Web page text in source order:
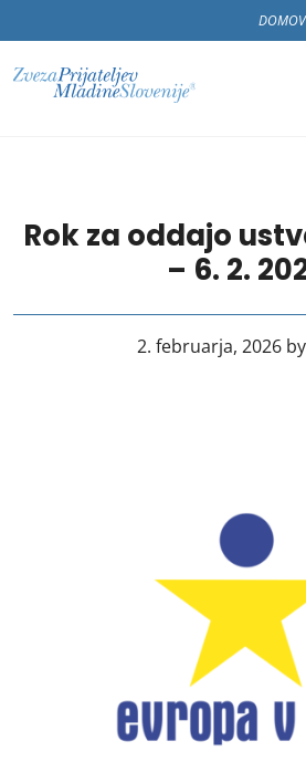
DOMOV
Rok za oddajo
– 6. 2.
2. februarja, 2026